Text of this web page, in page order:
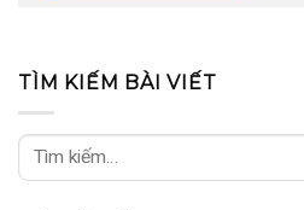
TÌM KIẾM BÀI VIẾT